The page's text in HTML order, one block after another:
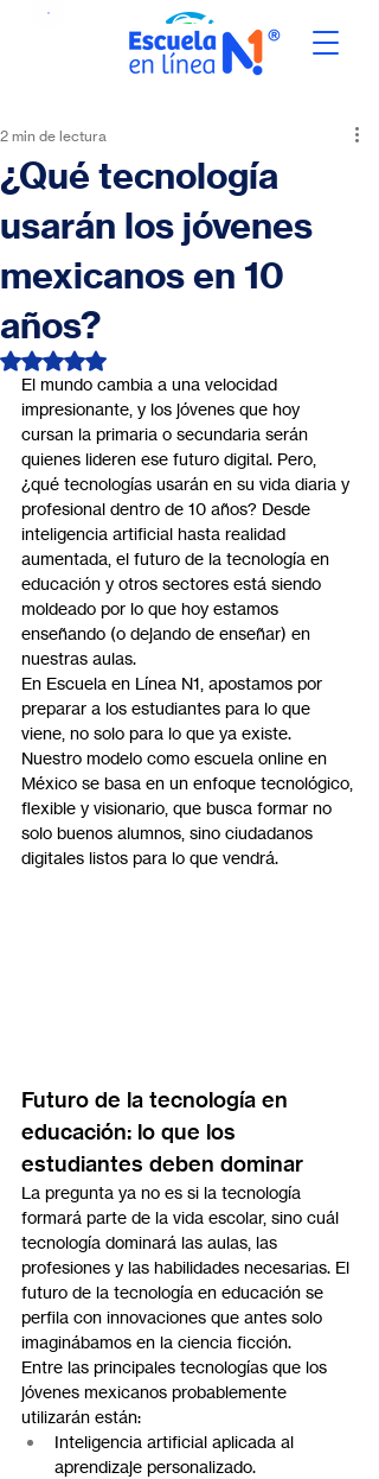
¿Qué tecnología
usarán los jóvenes
mexicanos en 10
años?
2 min de lectura
Obtuvo NaN de 5 estrellas.
El mundo cambia a una velocidad
impresionante, y los jóvenes que hoy
cursan la primaria o secundaria serán
quienes lideren ese futuro digital. Pero,
¿qué tecnologías usarán en su vida diaria y
profesional dentro de 10 años? Desde
inteligencia artificial hasta realidad
aumentada, el futuro de la tecnología en
educación y otros sectores está siendo
moldeado por lo que hoy estamos
enseñando (o dejando de enseñar) en
nuestras aulas.
En Escuela en Línea N1, apostamos por
preparar a los estudiantes para lo que
viene, no solo para lo que ya existe.
Nuestro modelo como escuela online en
México se basa en un enfoque tecnológico,
flexible y visionario, que busca formar no
solo buenos alumnos, sino ciudadanos
digitales listos para lo que vendrá.
Futuro de la tecnología en
educación: lo que los
estudiantes deben dominar
La pregunta ya no es si la tecnología
formará parte de la vida escolar, sino cuál
tecnología dominará las aulas, las
profesiones y las habilidades necesarias. El
futuro de la tecnología en educación se
perfila con innovaciones que antes solo
imaginábamos en la ciencia ficción.
Entre las principales tecnologías que los
jóvenes mexicanos probablemente
utilizarán están:
Inteligencia artificial aplicada al
aprendizaje personalizado.